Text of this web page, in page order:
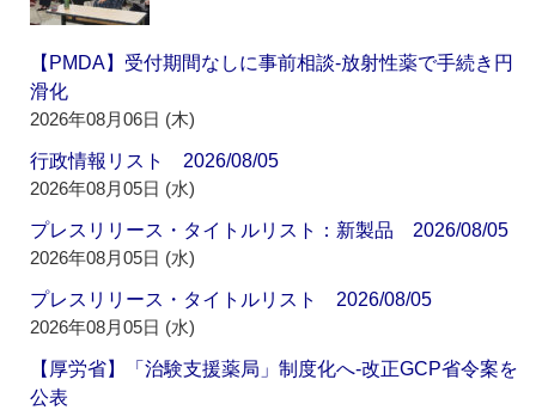
【PMDA】受付期間なしに事前相談‐放射性薬で手続き円
滑化
2026年08月06日 (木)
行政情報リスト 2026/08/05
2026年08月05日 (水)
プレスリリース・タイトルリスト：新製品 2026/08/05
2026年08月05日 (水)
プレスリリース・タイトルリスト 2026/08/05
2026年08月05日 (水)
【厚労省】「治験支援薬局」制度化へ‐改正GCP省令案を
公表